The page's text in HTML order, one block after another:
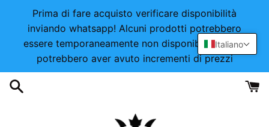
direttamente
Prima di fare acquisto verificare disponibilità
inviando whatsapp! Alcuni prodotti potrebbero
essere temporaneamente non disponibili o alcuni
potrebbero aver avuto incrementi di prezzi
Italiano